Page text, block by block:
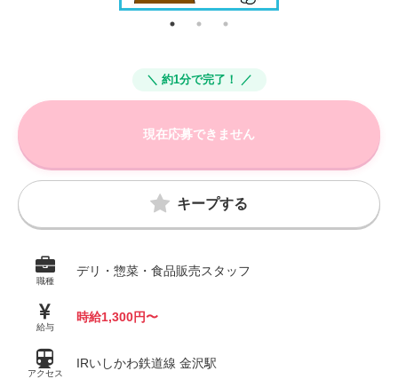
＼ 約1分で完了！ ／
現在応募できません
キープする
職種
デリ・惣菜・食品販売スタッフ
給与
時給1,300円〜
アクセス
IRいしかわ鉄道線 金沢駅